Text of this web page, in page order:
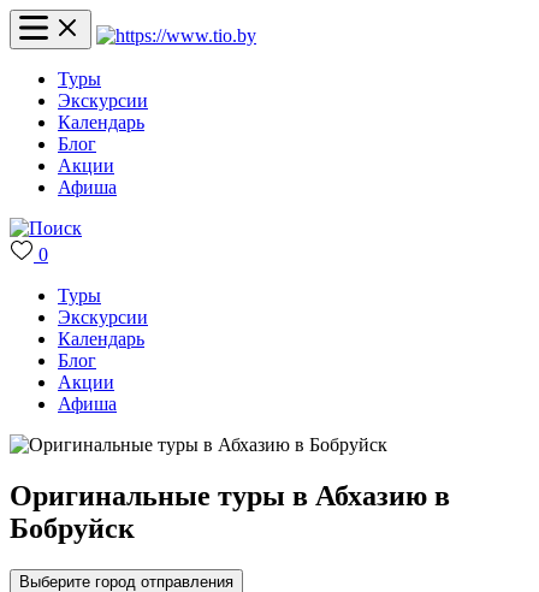
Туры
Экскурсии
Календарь
Блог
Акции
Афиша
0
Туры
Экскурсии
Календарь
Блог
Акции
Афиша
Оригинальные туры в Абхазию в
Бобруйск
Выберите город отправления